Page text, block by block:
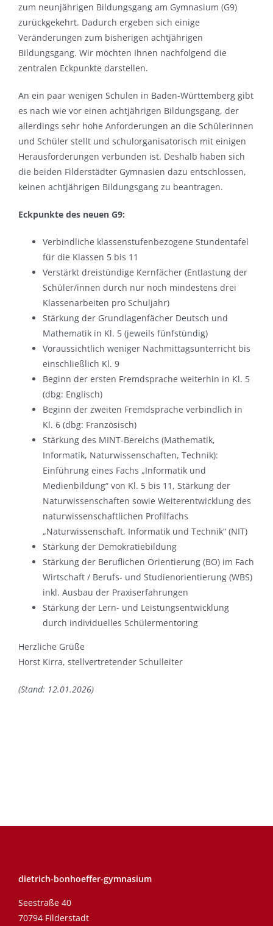
zum neunjährigen Bildungsgang am Gymnasium (G9)
zurückgekehrt. Dadurch ergeben sich einige
Veränderungen zum bisherigen achtjährigen
Bildungsgang. Wir möchten Ihnen nachfolgend die
zentralen Eckpunkte darstellen.
An ein paar wenigen Schulen in Baden-Württemberg gibt
es nach wie vor einen achtjährigen Bildungsgang, der
allerdings sehr hohe Anforderungen an die Schülerinnen
und Schüler stellt und schulorganisatorisch mit einigen
Herausforderungen verbunden ist. Deshalb haben sich
die beiden Filderstädter Gymnasien dazu entschlossen,
keinen achtjährigen Bildungsgang zu beantragen.
Eckpunkte des neuen G9:
Verbindliche klassenstufenbezogene Stundentafel
für die Klassen 5 bis 11
Verstärkt dreistündige Kernfächer (Entlastung der
Schüler/innen durch nur noch mindestens drei
Klassenarbeiten pro Schuljahr)
Stärkung der Grundlagenfächer Deutsch und
Mathematik in Kl. 5 (jeweils fünfstündig)
Voraussichtlich weniger Nachmittagsunterricht bis
einschließlich Kl. 9
Beginn der ersten Fremdsprache weiterhin in Kl. 5
(dbg: Englisch)
Beginn der zweiten Fremdsprache verbindlich in
Kl. 6 (dbg: Französisch)
Stärkung des MINT-Bereichs (Mathematik,
Informatik, Naturwissenschaften, Technik):
Einführung eines Fachs „Informatik und
Medienbildung“ von Kl. 5 bis 11, Stärkung der
Naturwissenschaften sowie Weiterentwicklung des
naturwissenschaftlichen Profilfachs
„Naturwissenschaft, Informatik und Technik“ (NIT)
Stärkung der Demokratiebildung
Stärkung der Beruflichen Orientierung (BO) im Fach
Wirtschaft / Berufs- und Studienorientierung (WBS)
inkl. Ausbau der Praxiserfahrungen
Stärkung der Lern- und Leistungsentwicklung
durch individuelles Schülermentoring
Herzliche Grüße
Horst Kirra, stellvertretender Schulleiter
(Stand: 12.01.2026)
dietrich-bonhoeffer-gymnasium
Seestraße 40
70794 Filderstadt